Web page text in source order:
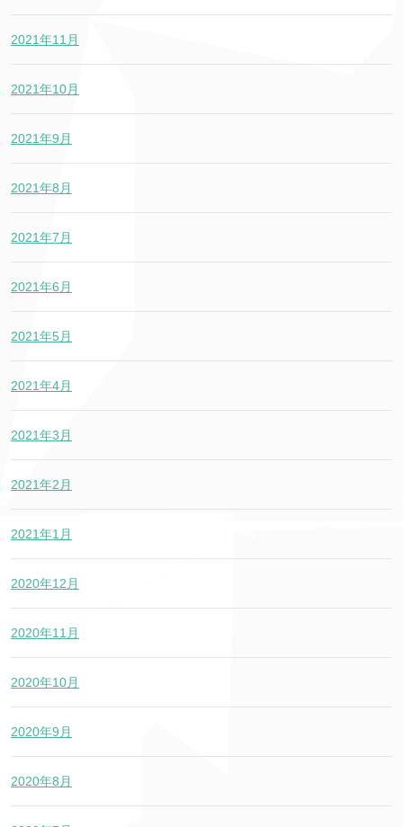
2021年11月
2021年10月
2021年9月
2021年8月
2021年7月
2021年6月
2021年5月
2021年4月
2021年3月
2021年2月
2021年1月
2020年12月
2020年11月
2020年10月
2020年9月
2020年8月